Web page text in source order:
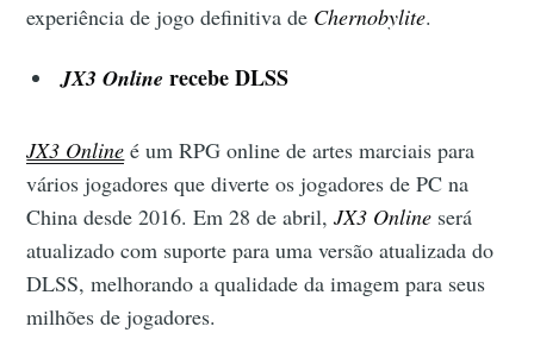
experiência de jogo definitiva de Chernobylite.
JX3 Online recebe DLSS
JX3 Online é um RPG online de artes marciais para
vários jogadores que diverte os jogadores de PC na
China desde 2016. Em 28 de abril,JX3 Online será
atualizado com suporte para uma versão atualizada do
DLSS, melhorando a qualidade da imagem para seus
milhões de jogadores.